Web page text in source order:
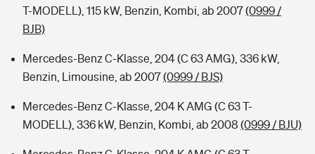
T-MODELL), 115 kW, Benzin, Kombi, ab 2007(0999 /
BJB)
Mercedes-Benz C-Klasse, 204 (C 63 AMG), 336 kW,
Benzin, Limousine, ab 2007(0999 / BJS)
Mercedes-Benz C-Klasse, 204 K AMG (C 63 T-
MODELL), 336 kW, Benzin, Kombi, ab 2008 (0999 / BJU)